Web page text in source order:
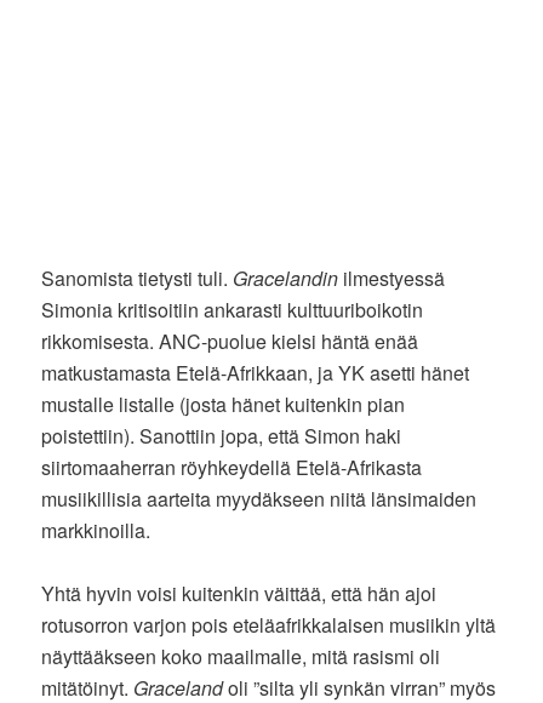
Sanomista tietysti tuli. Gracelandin ilmestyessä
Simonia kritisoitiin ankarasti kulttuuriboikotin
rikkomisesta. ANC-puolue kielsi häntä enää
matkustamasta Etelä-Afrikkaan, ja YK asetti hänet
mustalle listalle (josta hänet kuitenkin pian
poistettiin). Sanottiin jopa, että Simon haki
siirtomaaherran röyhkeydellä Etelä-Afrikasta
musiikillisia aarteita myydäkseen niitä länsimaiden
markkinoilla.
Yhtä hyvin voisi kuitenkin väittää, että hän ajoi
rotusorron varjon pois eteläafrikkalaisen musiikin yltä
näyttääkseen koko maailmalle, mitä rasismi oli
mitätöinyt. Gracelandoli ”silta yli synkän virran” myös